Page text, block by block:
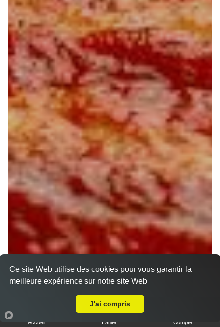
Accueil Panier Compte
Ce site Web utilise des cookies pour vous garantir la
meilleure expérience sur notre site Web
J'ai compris